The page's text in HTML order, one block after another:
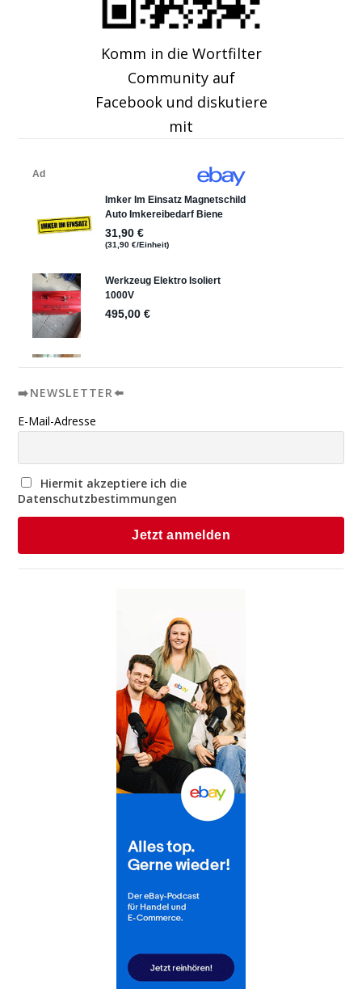
Komm in die Wortfilter
Community auf
Facebook und diskutiere
mit
➡️NEWSLETTER⬅️
E-Mail-Adresse
Hiermit akzeptiere ich die
Datenschutzbestimmungen